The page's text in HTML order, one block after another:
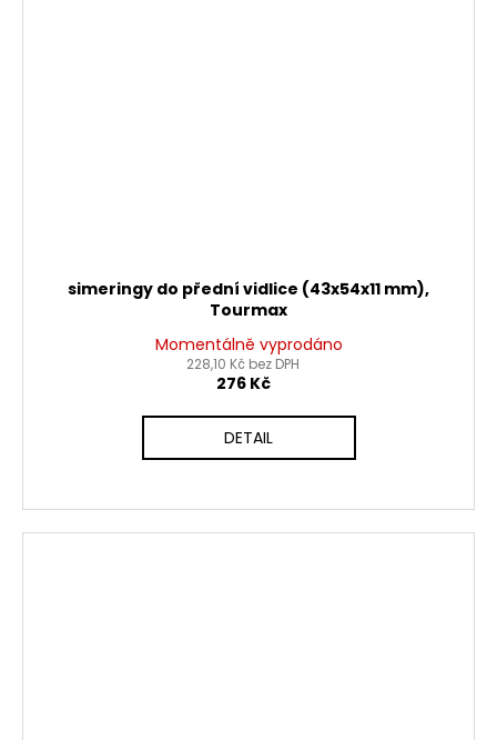
simeringy do přední vidlice (43x54x11 mm),
Tourmax
Momentálně vyprodáno
228,10 Kč bez DPH
276 Kč
DETAIL